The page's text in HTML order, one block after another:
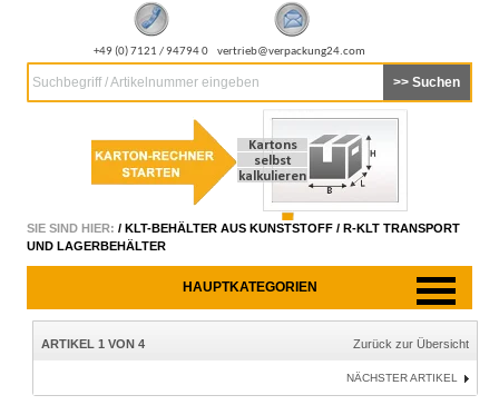
+49 (0) 7121 / 94794 0 vertrieb@verpackung24.com
Suchbegriff / Artikelnummer eingeben
SIE SIND HIER: / KLT-BEHÄLTER AUS KUNSTSTOFF / R-KLT TRANSPORT
UND LAGERBEHÄLTER
HAUPTKATEGORIEN
ARTIKEL 1 VON 4 Zurück zur Übersicht
NÄCHSTER ARTIKEL